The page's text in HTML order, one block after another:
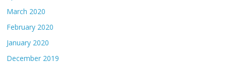
March 2020
February 2020
January 2020
December 2019